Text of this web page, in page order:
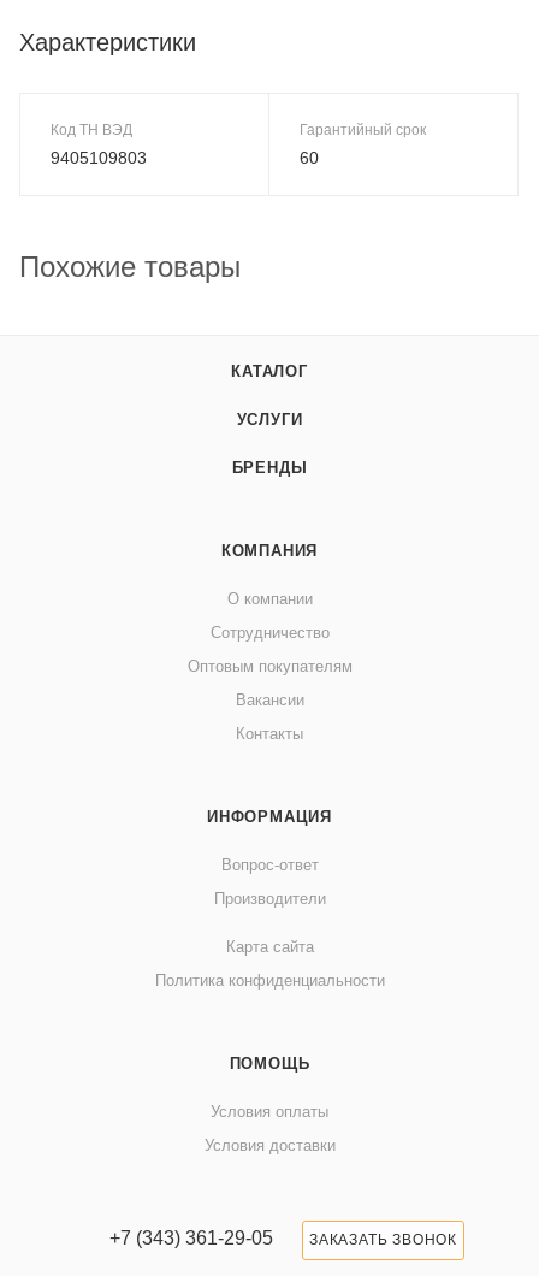
Характеристики
Код ТН ВЭД
9405109803
Гарантийный срок
60
Похожие товары
КАТАЛОГ
УСЛУГИ
БРЕНДЫ
КОМПАНИЯ
О компании
Сотрудничество
Оптовым покупателям
Вакансии
Контакты
ИНФОРМАЦИЯ
Вопрос-ответ
Производители
Карта сайта
Политика конфиденциальности
ПОМОЩЬ
Условия оплаты
Условия доставки
+7 (343) 361-29-05 ЗАКАЗАТЬ ЗВОНОК